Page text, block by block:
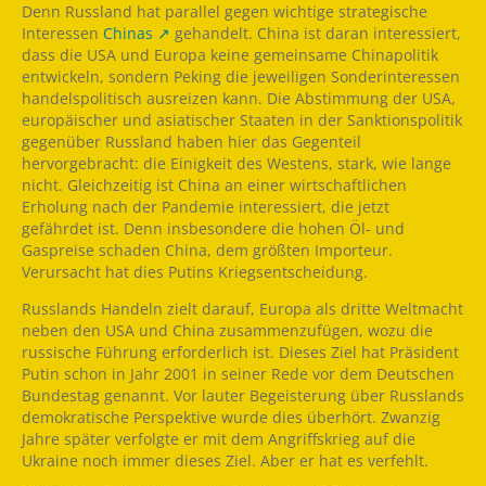
Denn Russland hat parallel gegen wichtige strategische
Interessen Chinas
gehandelt. China ist daran interessiert,
dass die USA und Europa keine gemeinsame Chinapolitik
entwickeln, sondern Peking die jeweiligen Sonderinteressen
handelspolitisch ausreizen kann. Die Abstimmung der USA,
europäischer und asiatischer Staaten in der Sanktionspolitik
gegenüber Russland haben hier das Gegenteil
hervorgebracht: die Einigkeit des Westens, stark, wie lange
nicht. Gleichzeitig ist China an einer wirtschaftlichen
Erholung nach der Pandemie interessiert, die jetzt
gefährdet ist. Denn insbesondere die hohen Öl- und
Gaspreise schaden China, dem größten Importeur.
Verursacht hat dies Putins Kriegsentscheidung.
Russlands Handeln zielt darauf, Europa als dritte Weltmacht
neben den USA und China zusammenzufügen, wozu die
russische Führung erforderlich ist. Dieses Ziel hat Präsident
Putin schon in Jahr 2001 in seiner Rede vor dem Deutschen
Bundestag genannt. Vor lauter Begeisterung über Russlands
demokratische Perspektive wurde dies überhört. Zwanzig
Jahre später verfolgte er mit dem Angriffskrieg auf die
Ukraine noch immer dieses Ziel. Aber er hat es verfehlt.